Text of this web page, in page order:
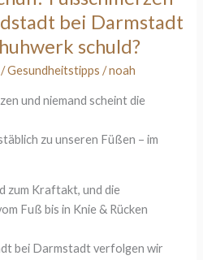
bei Darmstadt
schuld?
/Gesundheitstipps /noah
und niemand scheint die
zu unseren Füßen – im
zum Kraftakt, und die
Fuß bis in Knie & Rücken
bei Darmstadt verfolgen wir